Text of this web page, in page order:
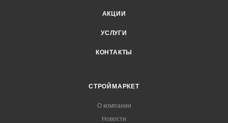
АКЦИИ
УСЛУГИ
КОНТАКТЫ
СТРОЙМАРКЕТ
О компании
Новости